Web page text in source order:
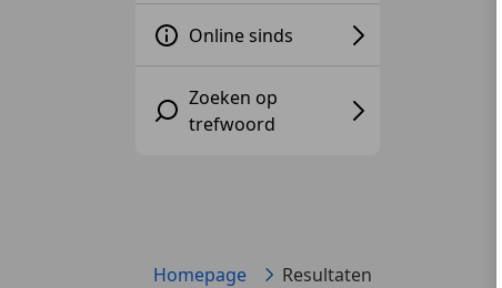
Online sinds
Zoeken op
trefwoord
Homepage Resultaten